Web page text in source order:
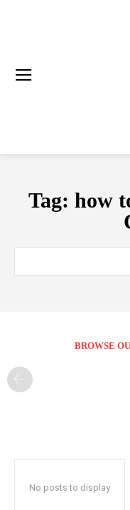
Tag: how
BROWSE
No posts to display